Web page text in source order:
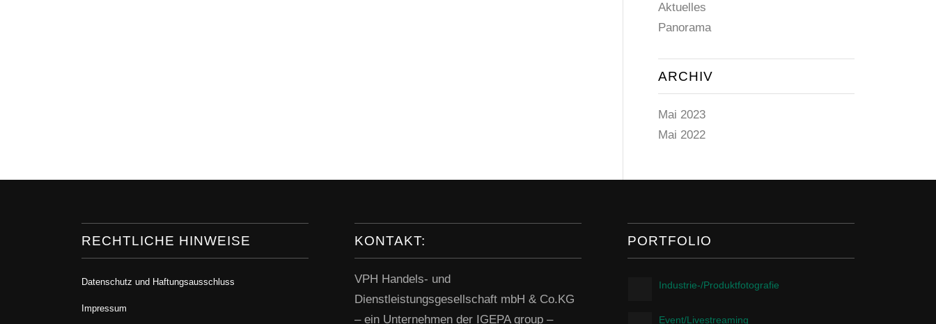
Aktuelles
Panorama
ARCHIV
Mai 2023
Mai 2022
RECHTLICHE HINWEISE
Datenschutz und Haftungsausschluss
Impressum
KONTAKT:
VPH Handels- und
Dienstleistungsgesellschaft mbH & Co.KG
– ein Unternehmen der IGEPA group –
PORTFOLIO
Industrie-/Produktfotografie
Event/Livestreaming